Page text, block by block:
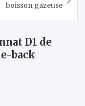
boisson gazeuse
D1 de
back